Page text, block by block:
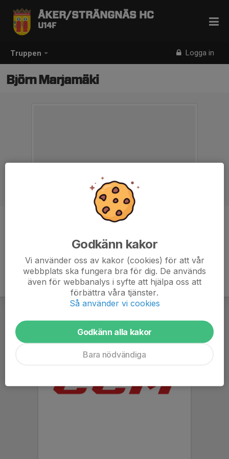
Truppen Logga in
ÅKER/STRÄNGNÄS HC
U14F
Björn Marjamäki
Godkänn kakor
Vi använder oss av kakor (cookies) för att vår
webbplats ska fungera bra för dig. De används
även för webbanalys i syfte att hjälpa oss att
förbättra våra tjänster.
Så använder vi cookies
Godkänn alla kakor
Bara nödvändiga